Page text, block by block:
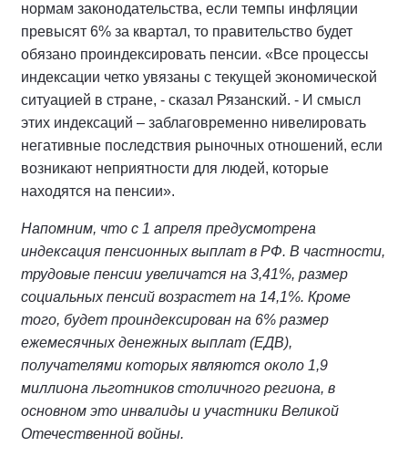
нормам законодательства, если темпы инфляции
превысят 6% за квартал, то правительство будет
обязано проиндексировать пенсии. «Все процессы
индексации четко увязаны с текущей экономической
ситуацией в стране, - сказал Рязанский. - И смысл
этих индексаций – заблаговременно нивелировать
негативные последствия рыночных отношений, если
возникают неприятности для людей, которые
находятся на пенсии».
Напомним, что с 1 апреля предусмотрена
индексация пенсионных выплат в РФ. В частности,
трудовые пенсии увеличатся на 3,41%, размер
социальных пенсий возрастет на 14,1%. Кроме
того, будет проиндексирован на 6% размер
ежемесячных денежных выплат (ЕДВ),
получателями которых являются около 1,9
миллиона льготников столичного региона, в
основном это инвалиды и участники Великой
Отечественной войны.